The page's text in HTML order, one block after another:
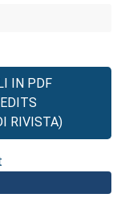
IN PDF
RIVISTA)